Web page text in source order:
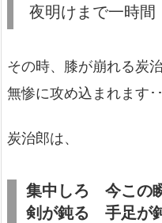
夜明けまで一時間
その時、膝が崩れる炭治
無惨に攻め込まれます･･
炭治郎は、
集中しろ 今この
剣が鈍る 手足が